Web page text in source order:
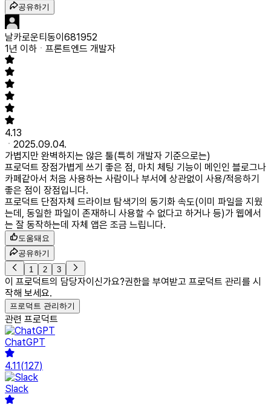
공유하기
날카로운티동이681952
1년 이하
프론트엔드 개발자
4.13
2025.09.04.
가볍지만 완벽하지는 않은 툴(특히 개발자 기준으로는)
프로덕트 장점가볍게 쓰기 좋은 점, 마치 체팅 기능이 메인인 블로그나
카페같아서 처음 사용하는 사람이나 부서에 상관없이 사용/적응하기
좋은 점이 장점입니다.
프로덕트 단점자체 드라이브 탐색기의 동기화 속도(이미 파일을 지웠
는데, 동일한 파일이 존재하니 사용할 수 없다고 하거나 등)가 웹에서
는 잘 동작하는데 자체 앱은 조금 느립니다.
도움돼요
공유하기
1
2 3
이 프로덕트의 담당자이신가요?권한을 부여받고 프로덕트 관리를 시
작해 보세요.
프로덕트 관리하기
관련 프로덕트
ChatGPT
4.11(127)
Slack